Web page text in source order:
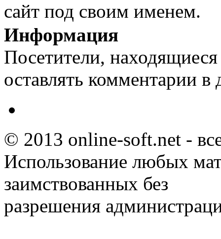
сайт под своим именем.
Информация
Посетители,
оставлять комментарии в
© 2013 online-soft.net -
Использование любых
заимствованных без
разрешения